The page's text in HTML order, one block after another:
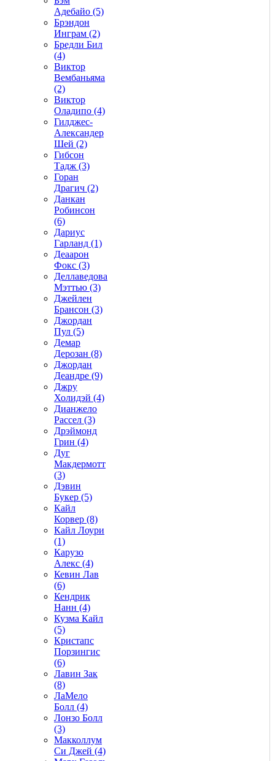
Адебайо (5)
Брэндон
Инграм (2)
Бредли Бил
(4)
Виктор
Вембаньяма
(2)
Виктор
Оладипо (4)
Гилджес-
Александер
Шей (2)
Гибсон
Тадж (3)
Горан
Драгич (2)
Данкан
Робинсон
(6)
Дариус
Гарланд (1)
Деаарон
Фокс (3)
Деллаведова
Мэттью (3)
Джейлен
Брансон (3)
Джордан
Пул (5)
Демар
Дерозан (8)
Джордан
Деандре (9)
Джру
Холидэй (4)
Дианжело
Рассел (3)
Дрэймонд
Грин (4)
Дуг
Макдермотт
(3)
Дэвин
Букер (5)
Кайл
Корвер (8)
Кайл Лоури
(1)
Карузо
Алекс (4)
Кевин Лав
(6)
Кендрик
Нанн (4)
Кузма Кайл
(5)
Кристапс
Порзингис
(6)
Лавин Зак
(8)
ЛаМело
Болл (4)
Лонзо Болл
(3)
Макколлум
Си Джей (4)